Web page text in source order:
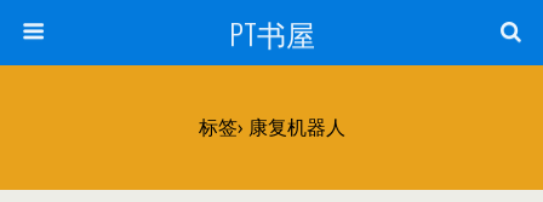
PT书屋
标签› 康复机器人